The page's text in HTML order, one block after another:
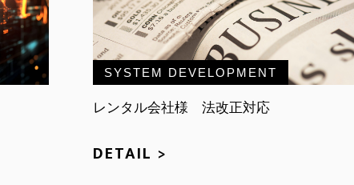
SYSTEM DEVELOPMENT
レンタル会社様 法改正対応
DETAIL >